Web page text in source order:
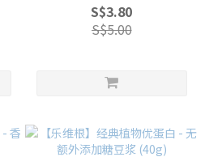
S$3.80
S$5.00